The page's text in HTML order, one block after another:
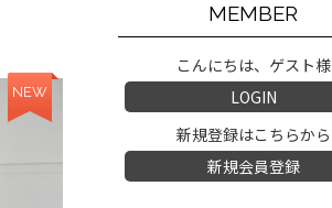
NEW
MEMBER
こんにちは、ゲスト様
LOGIN
新規登録はこちらから
新規会員登録